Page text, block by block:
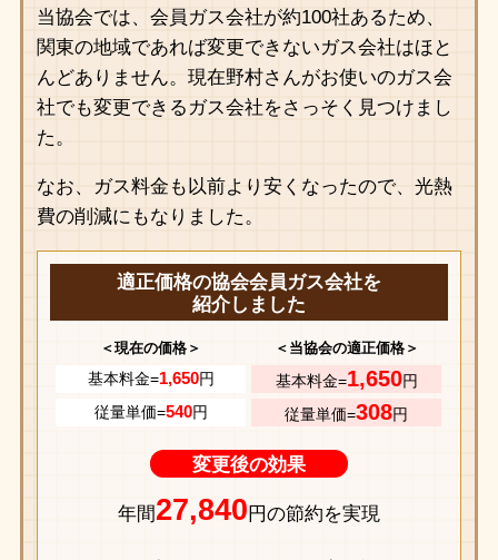
当協会では、会員ガス会社が約100社あるため、
関東の地域であれば変更できないガス会社はほと
んどありません。現在野村さんがお使いのガス会
社でも変更できるガス会社をさっそく見つけまし
た。
なお、ガス料金も以前より安くなったので、光熱
費の削減にもなりました。
適正価格の協会会員ガス会社を
紹介しました
＜現在の価格＞ ＜当協会の適正価格＞
基本料金=1,650円 基本料金=1,650円
従量単価=540円 従量単価=308円
変更後の効果
年間27,840 円の節約を実現